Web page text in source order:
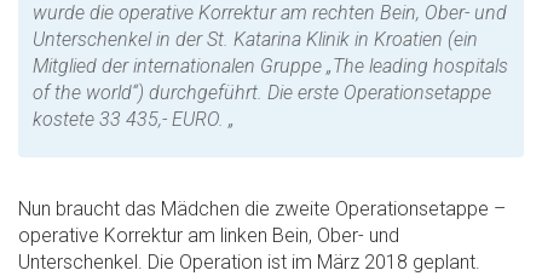
wurde die operative Korrektur am rechten Bein, Ober- und
Unterschenkel in der St. Katarina Klinik in Kroatien (ein
Mitglied der internationalen Gruppe „The leading hospitals
of the world“) durchgeführt. Die erste Operationsetappe
kostete 33 435,- EURO. „
Nun braucht das Mädchen die zweite Operationsetappe –
operative Korrektur am linken Bein, Ober- und
Unterschenkel. Die Operation ist im März 2018 geplant.